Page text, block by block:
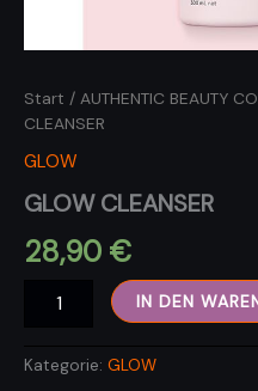
Start / AUTHENTIC BEAUTY
CLEANSER
GLOW
GLOW CLEANSER
28,90 €
CLEANSER
IN DEN
Kategorie: GLOW